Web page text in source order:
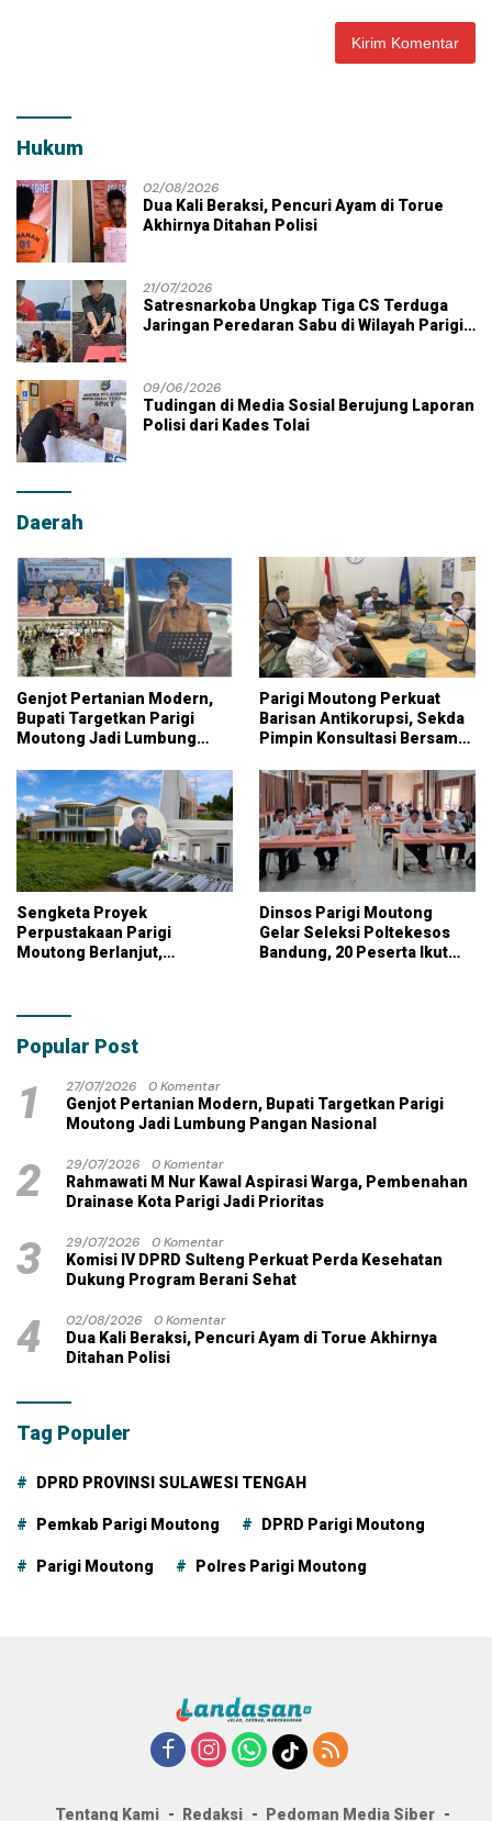
Hukum
02/08/2026
Dua Kali Beraksi, Pencuri Ayam di Torue
Akhirnya Ditahan Polisi
21/07/2026
Satresnarkoba Ungkap Tiga CS Terduga
Jaringan Peredaran Sabu di Wilayah Parigi
09/06/2026
Tudingan di Media Sosial Berujung Laporan
Polisi dari Kades Tolai
Daerah
Genjot Pertanian Modern,
Bupati Targetkan Parigi
Moutong Jadi Lumbung
Parigi Moutong Perkuat
Barisan Antikorupsi, Sekda
Pimpin Konsultasi Bersama
Sengketa Proyek
Perpustakaan Parigi
Moutong Berlanjut,
dengan Dana Pribadi
Dinsos Parigi Moutong
Gelar Seleksi Poltekesos
Bandung, 20 Peserta Ikut
Popular Post
1 27/07/2026
0 Komentar
Genjot Pertanian Modern, Bupati Targetkan Parigi
Moutong Jadi Lumbung Pangan Nasional
2 29/07/2026
0 Komentar
Rahmawati M Nur Kawal Aspirasi Warga, Pembenahan
Drainase Kota Parigi Jadi Prioritas
3 29/07/2026
0 Komentar
Komisi IV DPRD Sulteng Perkuat Perda Kesehatan
Dukung Program Berani Sehat
4 02/08/2026
0 Komentar
Dua Kali Beraksi, Pencuri Ayam di Torue Akhirnya
Ditahan Polisi
Tag Populer
DPRD PROVINSI SULAWESI TENGAH
Pemkab Parigi Moutong DPRD Parigi Moutong
Parigi Moutong Polres Parigi Moutong
Tentang Kami Redaksi Pedoman Media Siber